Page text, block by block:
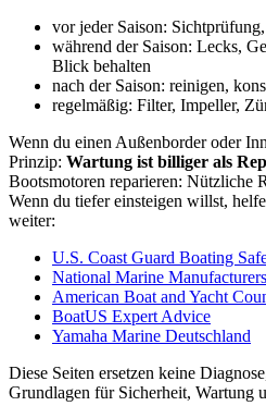
vor jeder Saison:
während der Saison: Lecks,
Blick behalten
nach der Saison: reinigen,
regelmäßig: Filter, Impeller,
Wenn du einen Außenborder oder
Prinzip: Wartung ist billiger als
Bootsmotoren reparieren: Nützliche
Wenn du tiefer einsteigen willst,
weiter:
U.S. Coast Guard Boating
National Marine
American Boat and Yacht
BoatUS Expert Advice
Yamaha Marine Deutschland
Diese Seiten ersetzen keine
Grundlagen für Sicherheit, Wartung